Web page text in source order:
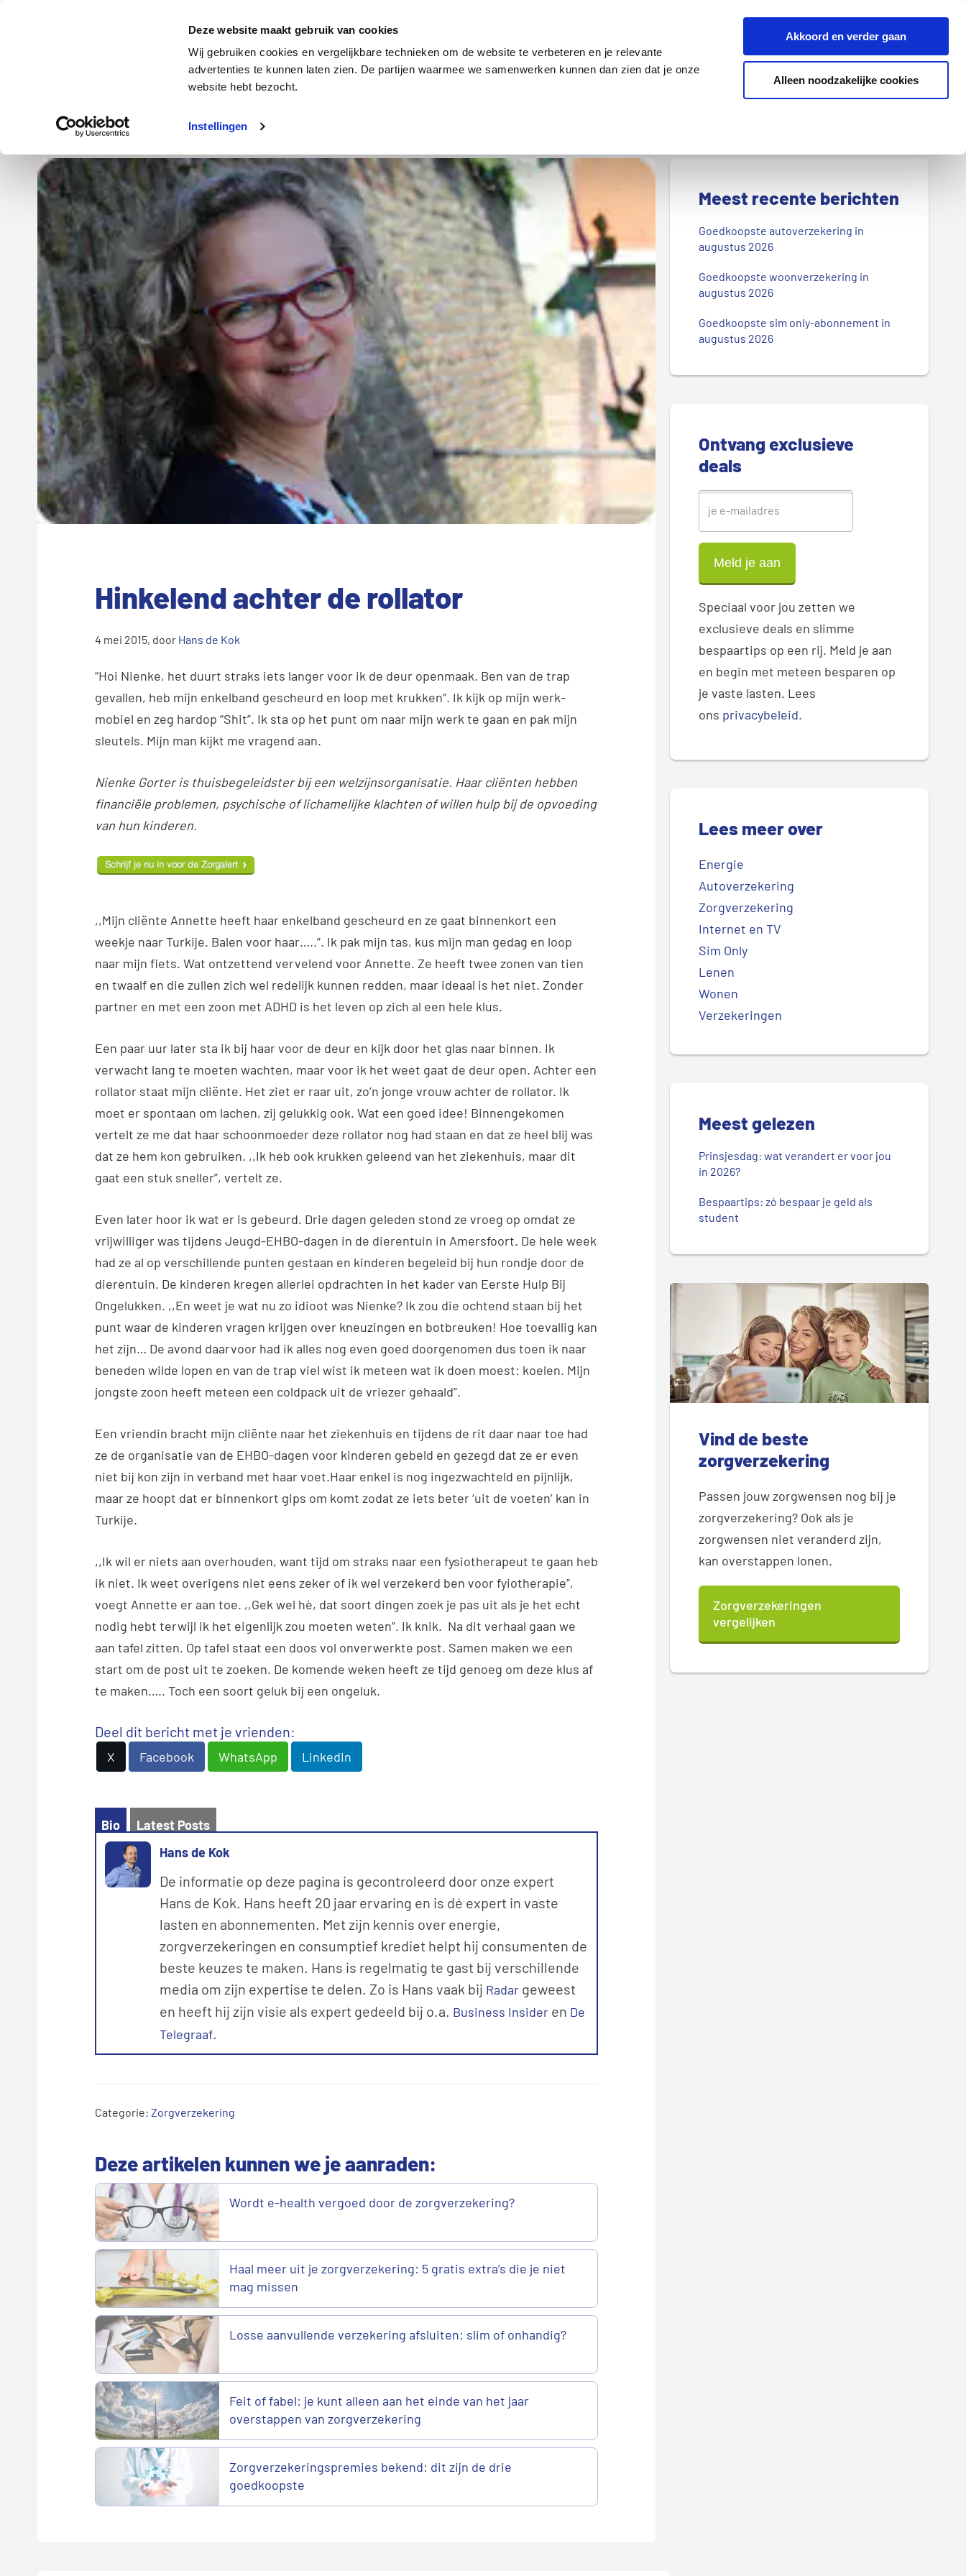
Deze website maakt gebruik van cookies
Wij gebruiken cookies en vergelijkbare technieken om de website te verbeteren en je relevante
advertenties te kunnen laten zien. De partijen waarmee we samenwerken kunnen dan zien dat je onze
website hebt bezocht.
Instellingen
Akkoord en verder gaan
Alleen noodzakelijke cookies
Energie Verzekeringen Internet en tv
Z
e
k
d
n
b
o
g
.
.
Energie Autoverzekering
Hinkelend achter de rollator
4 mei 2015, door Hans de Kok
“Hoi Nienke, het duurt straks iets langer voor ik de deur openmaak. Ben van de trap
gevallen, heb mijn enkelband gescheurd en loop met krukken”. Ik kijk op mijn werk-
mobiel en zeg hardop “Shit”. Ik sta op het punt om naar mijn werk te gaan en pak mijn
sleutels. Mijn man kijkt me vragend aan.
Nienke Gorter is thuisbegeleidster bij een welzijnsorganisatie. Haar cliënten hebben
financiële problemen, psychische of lichamelijke klachten of willen hulp bij de opvoeding
van hun kinderen.
,,Mijn cliënte Annette heeft haar enkelband gescheurd en ze gaat binnenkort een
weekje naar Turkije. Balen voor haar…..”. Ik pak mijn tas, kus mijn man gedag en loop
naar mijn fiets. Wat ontzettend vervelend voor Annette. Ze heeft twee zonen van tien
en twaalf en die zullen zich wel redelijk kunnen redden, maar ideaal is het niet. Zonder
partner en met een zoon met ADHD is het leven op zich al een hele klus.
Een paar uur later sta ik bij haar voor de deur en kijk door het glas naar binnen. Ik
verwacht lang te moeten wachten, maar voor ik het weet gaat de deur open. Achter een
rollator staat mijn cliënte. Het ziet er raar uit, zo’n jonge vrouw achter de rollator. Ik
moet er spontaan om lachen, zij gelukkig ook. Wat een goed idee! Binnengekomen
vertelt ze me dat haar schoonmoeder deze rollator nog had staan en dat ze heel blij was
dat ze hem kon gebruiken. ,,Ik heb ook krukken geleend van het ziekenhuis, maar dit
gaat een stuk sneller”, vertelt ze.
Even later hoor ik wat er is gebeurd. Drie dagen geleden stond ze vroeg op omdat ze
vrijwilliger was tijdens Jeugd-EHBO-dagen in de dierentuin in Amersfoort. De hele week
had ze al op verschillende punten gestaan en kinderen begeleid bij hun rondje door de
dierentuin. De kinderen kregen allerlei opdrachten in het kader van Eerste Hulp Bij
Ongelukken. ,,En weet je wat nu zo idioot was Nienke? Ik zou die ochtend staan bij het
punt waar de kinderen vragen krijgen over kneuzingen en botbreuken! Hoe toevallig kan
het zijn… De avond daarvoor had ik alles nog even goed doorgenomen dus toen ik naar
beneden wilde lopen en van de trap viel wist ik meteen wat ik doen moest: koelen. Mijn
jongste zoon heeft meteen een coldpack uit de vriezer gehaald”.
Een vriendin bracht mijn cliënte naar het ziekenhuis en tijdens de rit daar naar toe had
ze de organisatie van de EHBO-dagen voor kinderen gebeld en gezegd dat ze er even
niet bij kon zijn in verband met haar voet.Haar enkel is nog ingezwachteld en pijnlijk,
maar ze hoopt dat er binnenkort gips om komt zodat ze iets beter ‘uit de voeten’ kan in
Turkije.
,,Ik wil er niets aan overhouden, want tijd om straks naar een fysiotherapeut te gaan heb
ik niet. Ik weet overigens niet eens zeker of ik wel verzekerd ben voor fyiotherapie”,
voegt Annette er aan toe. ,,Gek wel hè, dat soort dingen zoek je pas uit als je het echt
nodig hebt terwijl ik het eigenlijk zou moeten weten”. Ik knik. Na dit verhaal gaan we
aan tafel zitten. Op tafel staat een doos vol onverwerkte post. Samen maken we een
start om de post uit te zoeken. De komende weken heeft ze tijd genoeg om deze klus af
te maken….. Toch een soort geluk bij een ongeluk.
Deel dit bericht met je vrienden:
X Facebook WhatsApp LinkedIn
Bio
Latest Posts
Hans de Kok
De informatie op deze pagina is gecontroleerd door onze expert
Hans de Kok. Hans heeft 20 jaar ervaring en is dé expert in vaste
lasten en abonnementen. Met zijn kennis over energie,
zorgverzekeringen en consumptief krediet helpt hij consumenten de
beste keuzes te maken. Hans is regelmatig te gast bij verschillende
media om zijn expertise te delen. Zo is Hans vaak bij Radar geweest
en heeft hij zijn visie als expert gedeeld bij o.a. Business Insider en De
Telegraaf.
Categorie: Zorgverzekering
Deze artikelen kunnen we je aanraden:
Wordt e-health vergoed door de zorgverzekering?
Haal meer uit je zorgverzekering: 5 gratis extra’s die je niet
mag missen
Losse aanvullende verzekering afsluiten: slim of onhandig?
Feit of fabel: je kunt alleen aan het einde van het jaar
overstappen van zorgverzekering
Zorgverzekeringspremies bekend: dit zijn de drie
goedkoopste
P
e
Meest recente berichten
Goedkoopste autoverzekering in
augustus 2026
Goedkoopste woonverzekering in
augustus 2026
Goedkoopste sim only-abonnement in
augustus 2026
Ontvang exclusieve
deals
Speciaal voor jou zetten we
exclusieve deals en slimme
bespaartips op een rij. Meld je aan
en begin met meteen besparen op
je vaste lasten. Lees
ons privacybeleid.
Lees meer over
Energie
Autoverzekering
Zorgverzekering
Internet en TV
Sim Only
Lenen
Wonen
Verzekeringen
Meest gelezen
Prinsjesdag: wat verandert er voor jou
in 2026?
Bespaartips: zó bespaar je geld als
student
Vind de beste
zorgverzekering
Passen jouw zorgwensen nog bij je
zorgverzekering? Ook als je
zorgwensen niet veranderd zijn,
kan overstappen lonen.
Zorgverzekeringen
vergelijken